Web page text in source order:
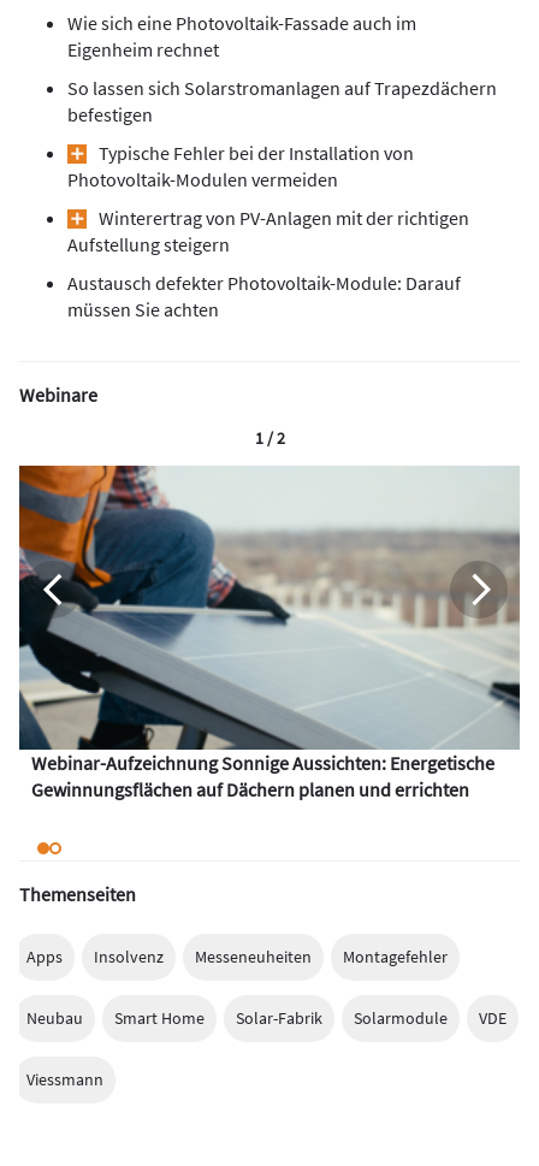
Wie sich eine Photovoltaik-Fassade auch im
Eigenheim rechnet
So lassen sich Solarstromanlagen auf Trapezdächern
befestigen
Typische Fehler bei der Installation von
Photovoltaik-Modulen vermeiden
Winterertrag von PV-Anlagen mit der richtigen
Aufstellung steigern
Austausch defekter Photovoltaik-Module: Darauf
müssen Sie achten
Webinare
Webinar-Aufzeichnung Sonnige Aussichten: Energetische
Gewinnungsflächen auf Dächern planen und errichten
1 / 2
Themenseiten
Apps Insolvenz Messeneuheiten Montagefehler
Neubau Smart Home Solar-Fabrik Solarmodule VDE
Viessmann